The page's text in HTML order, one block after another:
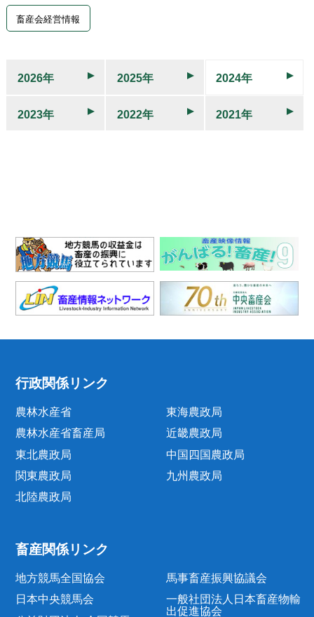
畜産会経営情報
2026年 2025年 2024年
2023年 2022年 2021年
行政関係リンク
農林水産省
農林水産省畜産局
東北農政局
関東農政局
北陸農政局
東海農政局
近畿農政局
中国四国農政局
九州農政局
畜産関係リンク
地方競馬全国協会
日本中央競馬会
馬事畜産振興協議会
一般社団法人日本畜産物輸
出促進協会